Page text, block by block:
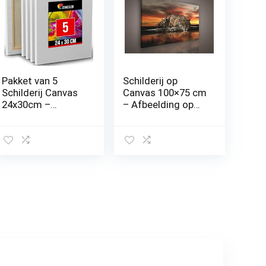
Pakket van 5
Schilderij Canvas
24x30cm –
Acrylverf, Olie,
Schilderij op
Canvas 100×75 cm
– Afbeelding op
Dekoshop Jaguar